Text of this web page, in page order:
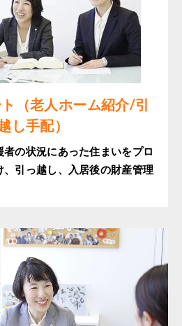
（老人ホーム紹介/引
し手配）
の状況にあった住まいをプロ
引っ越し、入居後の財産管理